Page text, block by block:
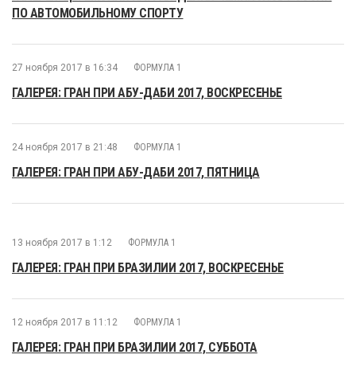
ПО АВТОМОБИЛЬНОМУ СПОРТУ
27 ноября 2017 в 16:34 ФОРМУЛА 1
ГАЛЕРЕЯ: ГРАН ПРИ АБУ-ДАБИ 2017, ВОСКРЕСЕНЬЕ
24 ноября 2017 в 21:48 ФОРМУЛА 1
ГАЛЕРЕЯ: ГРАН ПРИ АБУ-ДАБИ 2017, ПЯТНИЦА
13 ноября 2017 в 1:12 ФОРМУЛА 1
ГАЛЕРЕЯ: ГРАН ПРИ БРАЗИЛИИ 2017, ВОСКРЕСЕНЬЕ
12 ноября 2017 в 11:12 ФОРМУЛА 1
ГАЛЕРЕЯ: ГРАН ПРИ БРАЗИЛИИ 2017, СУББОТА